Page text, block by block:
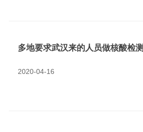
多地要求武汉来的人员做核酸检测
2020-04-16